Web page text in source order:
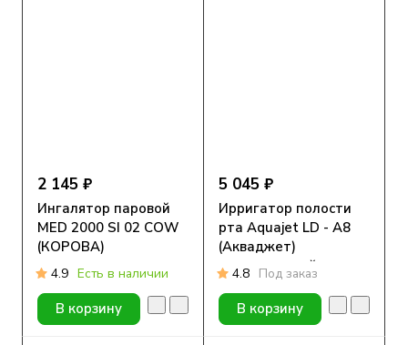
2 145 ₽
Ингалятор паровой
MED 2000 SI 02 COW
(КОРОВА)
4.9 Есть в наличии
В корзину
5 045 ₽
Ирригатор полости
рта Aquajet LD - A8
(Акваджет)
стационарный
4.8 Под заказ
В корзину